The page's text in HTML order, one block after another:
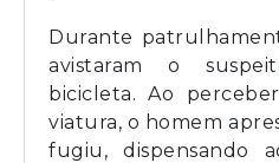
Durante
avistaram o
bicicleta. Ao
viatura, o homem
fugiu, dispensando